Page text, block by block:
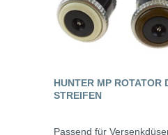
HUNTER MP ROTATOR
STREIFEN
Passend für